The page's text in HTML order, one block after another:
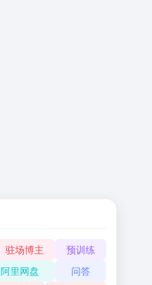
驻场博主
预训练
阿里网盘 问答